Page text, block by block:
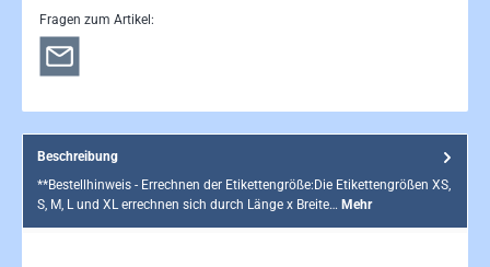
Fragen zum Artikel:
Beschreibung
**Bestellhinweis - Errechnen der Etikettengröße:Die Etikettengrößen XS,
S, M, L und XL errechnen sich durch Länge x Breite… Mehr